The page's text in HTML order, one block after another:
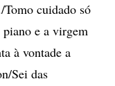
Tomo cuidado só
e a virgem
à vontade a
Sei das